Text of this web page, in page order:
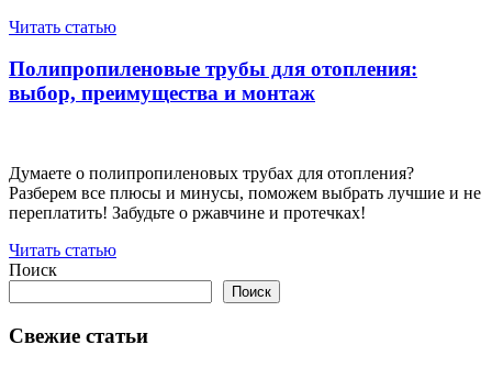
Читать статью
Полипропиленовые трубы для отопления:
выбор, преимущества и монтаж
Думаете о полипропиленовых трубах для отопления?
Разберем все плюсы и минусы, поможем выбрать лучшие и не
переплатить! Забудьте о ржавчине и протечках!
Читать статью
Поиск
Поиск
Свежие статьи